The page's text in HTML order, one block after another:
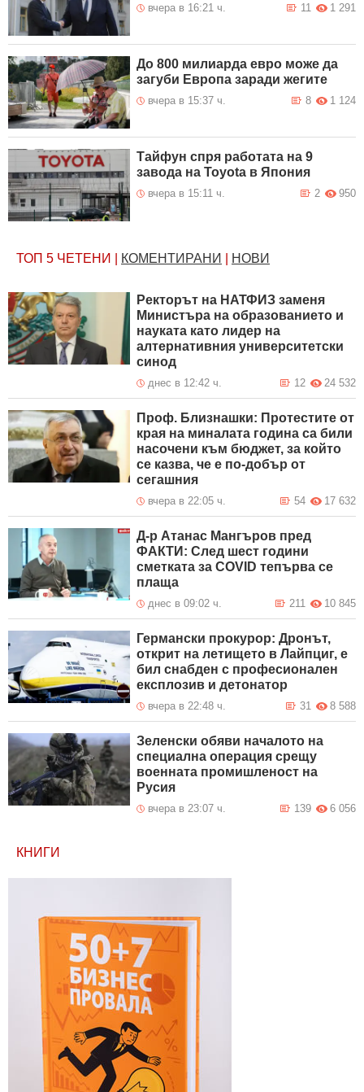
вчера в 16:21 ч. 1 291
11
До 800 милиарда евро може да
загуби Европа заради жегите
вчера в 15:37 ч. 1 124
8
Тайфун спря работата на 9
завода на Toyota в Япония
вчера в 15:11 ч. 950
2
ТОП 5 ЧЕТЕНИ КОМЕНТИРАНИ НОВИ
Ректорът на НАТФИЗ заменя
Министъра на образованието и
науката като лидер на
алтернативния университетски
синод
днес в 12:42 ч. 24 532
12
Проф. Близнашки: Протестите от
края на миналата година са били
насочени към бюджет, за който
се казва, че е по-добър от
сегашния
вчера в 22:05 ч. 17 632
54
Д-р Атанас Мангъров пред
ФАКТИ: След шест години
сметката за COVID тепърва се
плаща
днес в 09:02 ч. 10 845
211
Германски прокурор: Дронът,
открит на летището в Лайпциг, е
бил снабден с професионален
експлозив и детонатор
вчера в 22:48 ч. 8 588
31
Зеленски обяви началото на
специална операция срещу
военната промишленост на
Русия
вчера в 23:07 ч. 6 056
139
КНИГИ